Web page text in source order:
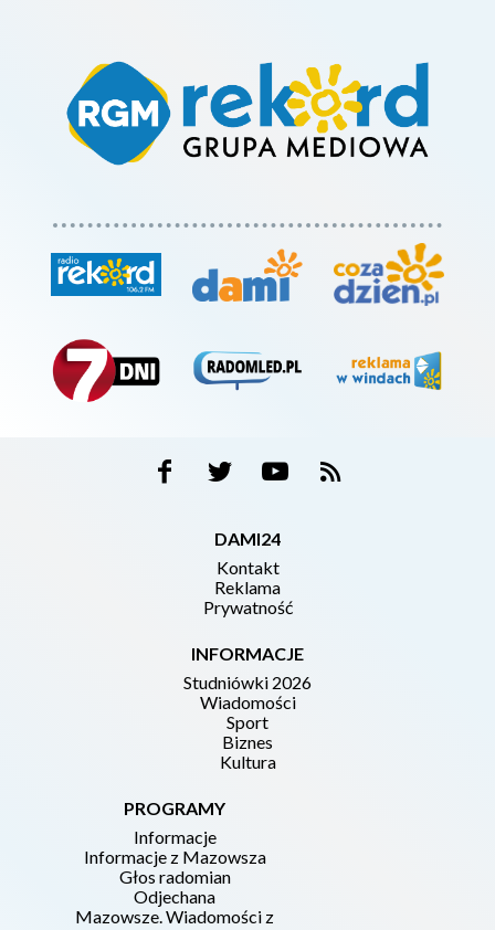
DAMI24
Kontakt
Reklama
Prywatność
INFORMACJE
Studniówki 2026
Wiadomości
Sport
Biznes
Kultura
PROGRAMY
Informacje
Informacje z Mazowsza
Głos radomian
Odjechana
Mazowsze. Wiadomości z